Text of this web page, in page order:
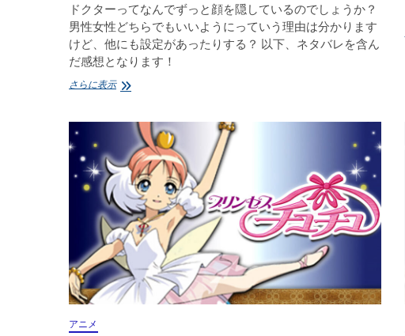
ドクターってなんでずっと顔を隠しているのでしょうか？
男性女性どちらでもいいようにっていう理由は分かります
けど、他にも設定があったりする？ 以下、ネタバレを含ん
だ感想となります！
さらに表示ア
【黎
明
奏/PRELUDE
TO
DAWN】
第
3
話
帰
アニメ